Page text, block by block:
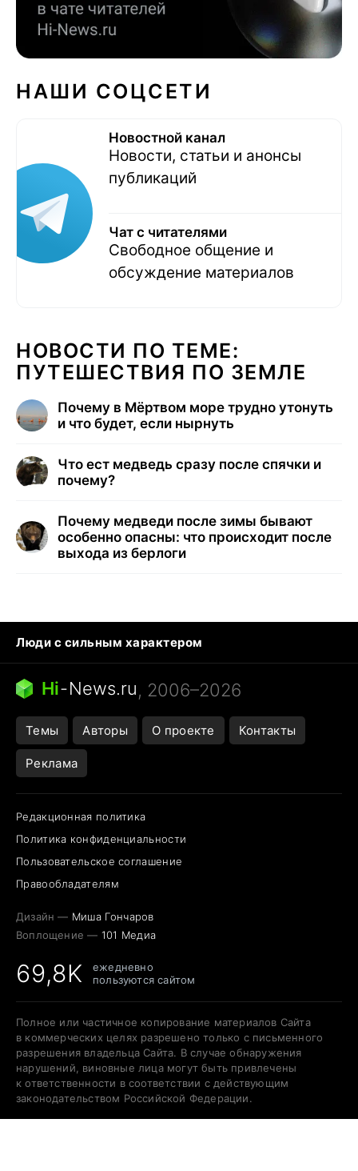
НАШИ СОЦСЕТИ
Новостной канал
Новости, статьи и анонсы
публикаций
Чат с читателями
Свободное общение и
обсуждение материалов
НОВОСТИ ПО ТЕМЕ:
ПУТЕШЕСТВИЯ ПО ЗЕМЛЕ
Почему в Мёртвом море трудно утонуть
и что будет, если нырнуть
Что ест медведь сразу после спячки и
почему?
Почему медведи после зимы бывают
особенно опасны: что происходит после
выхода из берлоги
Люди с сильным характером
Кошка писает на кровать
Тунцы в океанариуме
Ядовитые пауки России
Города в ядерной войне
Hi-News.ru, 2006–2026
Темы Авторы О проекте Контакты
Реклама
Редакционная политика
Политика конфиденциальности
Пользовательское соглашение
Правообладателям
Дизайн — Миша Гончаров
Воплощение — 101 Медиа
69,8K
ежедневно
пользуются сайтом
Полное или частичное копирование материалов Сайта
в коммерческих целях разрешено только с письменного
разрешения владельца Сайта. В случае обнаружения
нарушений, виновные лица могут быть привлечены
к ответственности в соответствии с действующим
законодательством Российской Федерации.